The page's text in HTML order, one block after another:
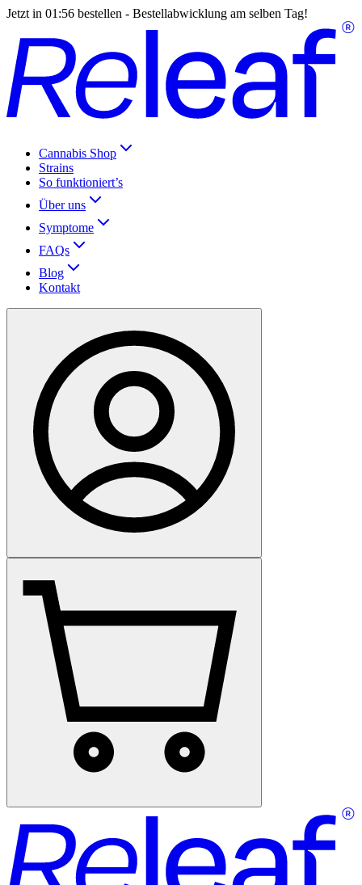
Jetzt in 01:56 bestellen - Bestellabwicklung am selben Tag!
Cannabis Shop
Strains
So funktioniert’s
Über uns
Symptome
FAQs
Blog
Kontakt